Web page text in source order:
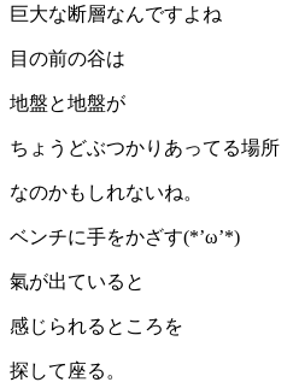
巨大な断層なんですよね
目の前の谷は
地盤と地盤が
ちょうどぶつかりあってる場所
なのかもしれないね。
ベンチに手をかざす(*’ω’*)
氣が出ていると
感じられるところを
探して座る。